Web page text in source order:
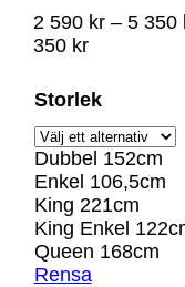
2 590 kr – 5 350
350 kr
Storlek
Dubbel 152cm
Enkel 106,5cm
King 221cm
King Enkel
Queen 168cm
Rensa